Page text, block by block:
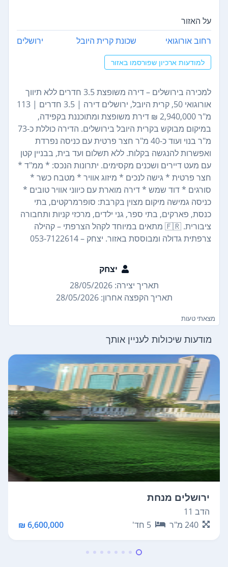
על האזור
רחוב אורוגואי שכונת קרית היובל ירושלים
למודעות ארכיון שפורסמו באזור
למכירה בירושלים – דירה משופצת 3.5 חדרים ללא תיווך
אורוגואי 50, קרית היובל, ירושלים דירה | 3.5 חדרים | 113
מ"ר 2,940,000 ₪ דירת משופצת ומתוכננת בקפידה,
במיקום מבוקש בקרית היובל בירושלים. הדירה כוללת כ-73
מ"ר בנוי ועוד כ-40 מ"ר חצר פרטית עם כניסה נפרדת
ואפשרות להנגשה בקלות. ללא תשלום ועד בית, בבניין קטן
עם מעט דיירים ושכנים מקסימים. יתרונות הנכס: * ממ"ד *
חצר פרטית * גישה לנכים * מיזוג אוויר * מטבח כשר *
סורגים * דוד שמש * דירה מוארת עם כיווני אוויר טובים *
כניסה גמישה מיקום מצוין בקרבת: סופרמרקטים, בתי
כנסת, פארקים, בתי ספר, גני ילדים, מרכזי קניות ותחבורה
ציבורית. 🇫🇷 מתאים במיוחד לקהל הצרפתי – קהילה
צרפתית גדולה ומבוססת באזור. יצחק – 053-7122614
יצחק
תאריך יצירה: 28/05/2026
תאריך הקפצה אחרון: 28/05/2026
מצאתי טעות
מודעות שיכולות לעניין אותך
ירושלים מנחת
הדב 11
240 מ"ר 5 חד' 6,600,000 ₪